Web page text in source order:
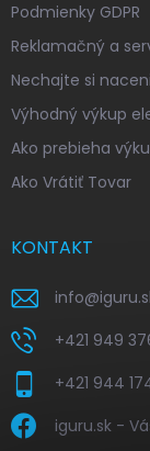
Podmienky GDPR
Reklamačný a
Nechajte si
Výhodný výkup
Ako prebieha
Ako Vrátiť Tovar
KONTAKT
info@
+421 949
+421 944
iguru.sk -